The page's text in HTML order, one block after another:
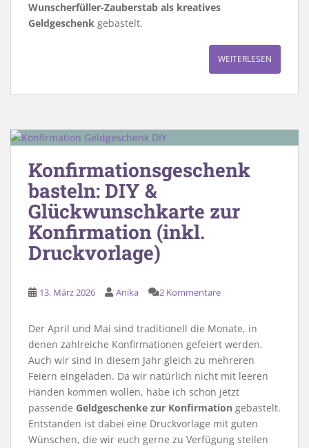
Wunscherfüller-Zauberstab als kreatives
Geldgeschenk gebastelt.
WEITERLESEN
Konfirmationsgeschenk
basteln: DIY &
Glückwunschkarte zur
Konfirmation (inkl.
Druckvorlage)
13. März 2026 Anika 2 Kommentare
Der April und Mai sind traditionell die Monate, in
denen zahlreiche Konfirmationen gefeiert werden.
Auch wir sind in diesem Jahr gleich zu mehreren
Feiern eingeladen. Da wir natürlich nicht mit leeren
Händen kommen wollen, habe ich schon jetzt
passende Geldgeschenke zur Konfirmation gebastelt.
Entstanden ist dabei eine Druckvorlage mit guten
Wünschen, die wir euch gerne zu Verfügung stellen